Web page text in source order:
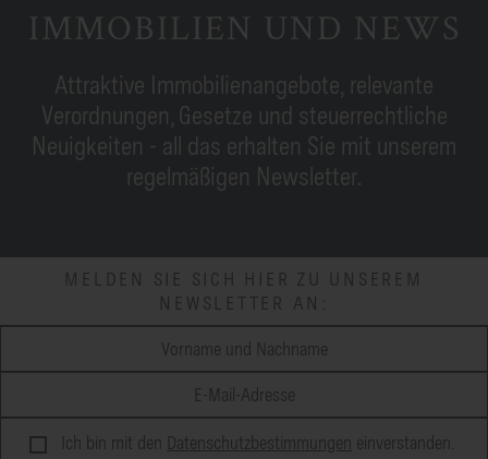
IMMOBILIEN UND NEWS
Attraktive Immobilienangebote, relevante
Verordnungen, Gesetze und steuerrechtliche
Neuigkeiten - all das erhalten Sie mit unserem
regelmäßigen Newsletter.
MELDEN SIE SICH HIER ZU UNSEREM
NEWSLETTER AN:
Ich bin mit den Datenschutzbestimmungen einverstanden.